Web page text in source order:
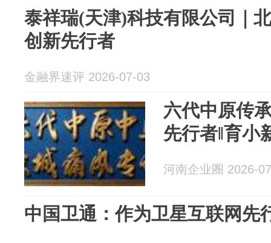
泰祥瑞(天津)科技有限公司｜
创新先行者
金融界速评 2026-07-03
六代中原传
先行者‖育小
河南企业圈 2026-
中国卫通：作为卫星互联网先